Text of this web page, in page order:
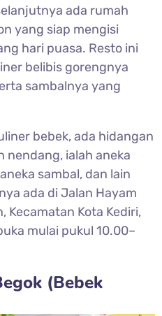
ada rumah
yang siap mengisi
hari puasa. Resto ini
belibis gorengnya
sambalnya yang
bebek, ada hidangan
nendang, ialah aneka
sambal, dan lain
ada di Jalan Hayam
Kecamatan Kota Kediri,
mulai pukul 10.00–
(Bebek